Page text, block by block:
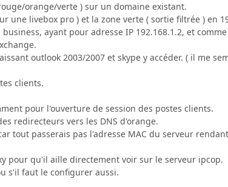
orange/verte ) sur un domaine existant.
une livebox pro ) et la zone verte ( sortie filtrée ) en
ayant pour adresse IP 192.168.1.2, et
outlook 2003/2007 et skype y accéder. ( il me
clients.
pour l'ouverture de session des postes clients.
redirecteurs vers les DNS d'orange.
tout passerais pas l'adresse MAC du serveur
pour qu'il aille directement voir sur le serveur ipcop.
s'il faut le configurer aussi.